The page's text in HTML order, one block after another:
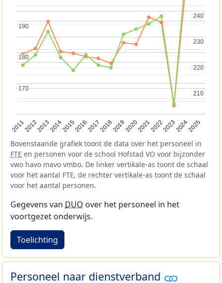
201120122013201420152016201720182019202020212022202320242025
170
170
180
180
190
190
210
210
220
220
230
230
240
240
Bovenstaande grafiek toont de data over het personeel in
FTE en personen voor de school Hofstad VO voor bijzonder
vwo havo mavo vmbo. De linker vertikale-as toont de schaal
voor het aantal FTE, de rechter vertikale-as toont de schaal
voor het aantal personen.
Gegevens van DUO over het personeel in het
voortgezet onderwijs.
Toelichting
Personeel naar dienstverband